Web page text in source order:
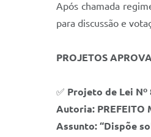
Após chamada
para discussão e
PROJETOS
✅ Projeto de Lei Nº
Autoria: PREFEITO
Assunto: “Dispõe